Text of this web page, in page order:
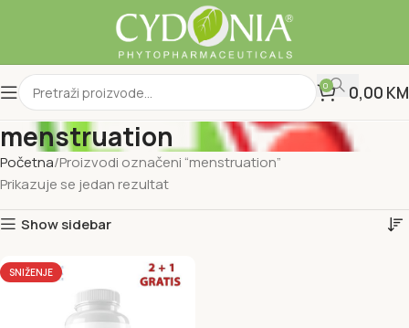
0 0,00 KM
menstruation
Početna Proizvodi označeni “menstruation”
Prikazuje se jedan rezultat
Show sidebar
SNIŽENJE